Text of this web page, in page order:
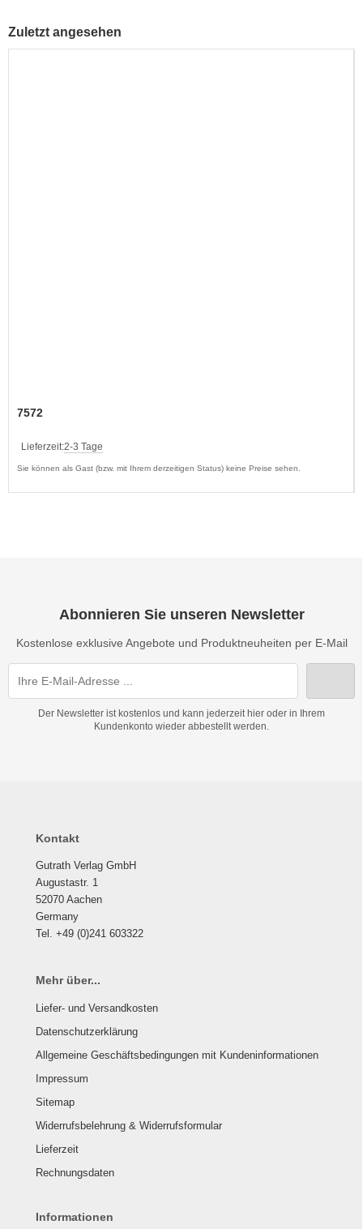
Zuletzt angesehen
7572
Lieferzeit:2-3 Tage
Sie können als Gast (bzw. mit Ihrem derzeitigen Status) keine Preise sehen.
Abonnieren Sie unseren Newsletter
Kostenlose exklusive Angebote und Produktneuheiten per E-Mail
Der Newsletter ist kostenlos und kann jederzeit hier oder in Ihrem
Kundenkonto wieder abbestellt werden.
Kontakt
Gutrath Verlag GmbH
Augustastr. 1
52070 Aachen
Germany
Tel. +49 (0)241 603322
Mehr über...
Liefer- und Versandkosten
Datenschutzerklärung
Allgemeine Geschäftsbedingungen mit Kundeninformationen
Impressum
Sitemap
Widerrufsbelehrung & Widerrufsformular
Lieferzeit
Rechnungsdaten
Informationen